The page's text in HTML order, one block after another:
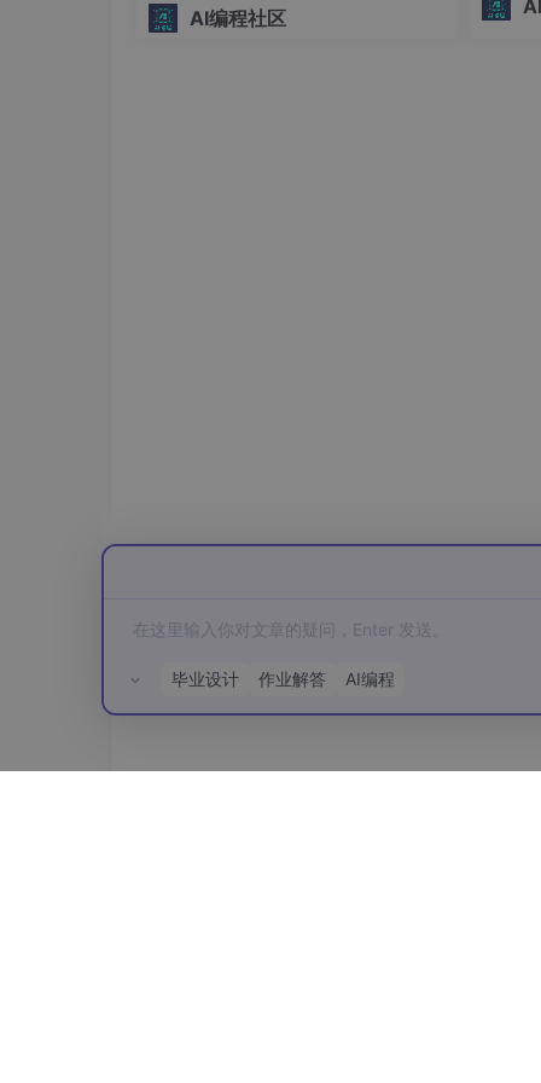
"API_TIMEOUT_MS"
AI编程社区
化研发
毕业设计 作业解答 AI编程